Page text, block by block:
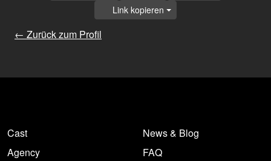
← Zurück zum Profil
Link kopieren
Cast
Agency
News & Blog
FAQ